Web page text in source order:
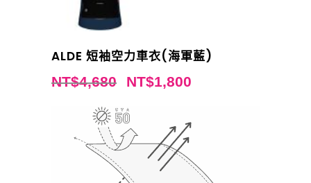
ALDE 短袖空力車衣(海軍藍)
NT$4,680 NT$1,800